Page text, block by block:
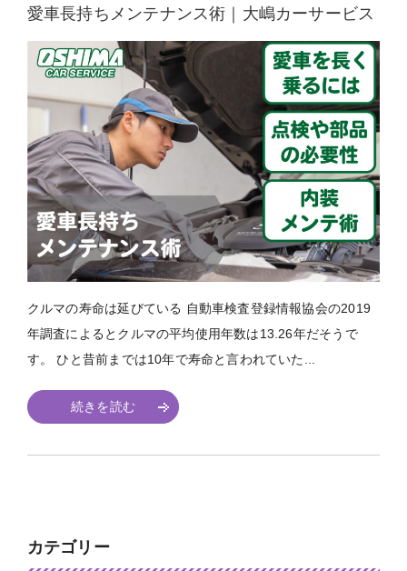
愛車長持ちメンテナンス術｜大嶋カーサービス
クルマの寿命は延びている 自動車検査登録情報協会の2019
年調査によるとクルマの平均使用年数は13.26年だそうで
す。 ひと昔前までは10年で寿命と言われていた...
続きを読む
カテゴリー